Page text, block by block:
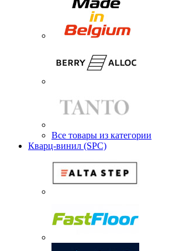
Все товары из категории
Кварц-винил (SPC)